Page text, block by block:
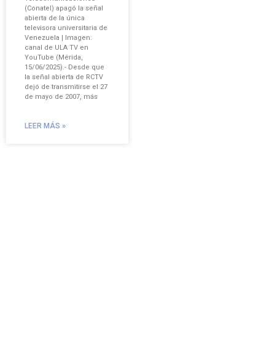
(Conatel) apagó la señal
abierta de la única
televisora universitaria de
Venezuela | Imagen:
canal de ULA TV en
YouTube (Mérida,
15/06/2025).- Desde que
la señal abierta de RCTV
dejó de transmitirse el 27
de mayo de 2007, más
LEER MÁS »